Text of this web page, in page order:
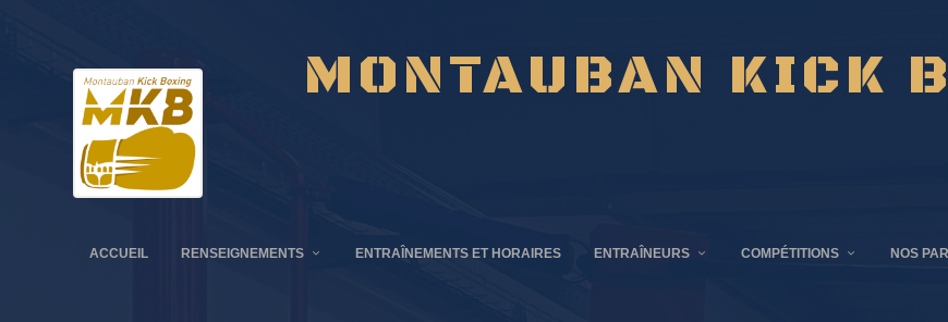
MONTAUBAN KICK
ACCUEIL RENSEIGNEMENTS ENTRAÎNEMENTS ET HORAIRES ENTRAÎNEURS COMPÉTITIONS NOS